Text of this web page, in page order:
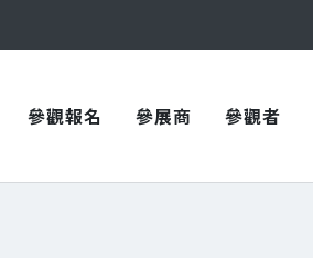
參觀報名 參展商 參觀者